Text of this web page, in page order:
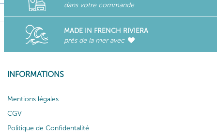
dans votre commande
MADE IN FRENCH RIVIERA
près de la mer avec
INFORMATIONS
Mentions légales
CGV
Politique de Confidentalité